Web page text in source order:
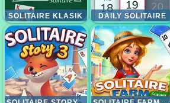
SOLITAIRE KLASIK DAILY SOLITAIRE